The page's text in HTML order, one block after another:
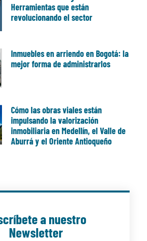
Herramientas que están
revolucionando el sector
Inmuebles en arriendo en Bogotá: la
mejor forma de administrarlos
Cómo las obras viales están
impulsando la valorización
inmobiliaria en Medellín, el Valle de
Aburrá y el Oriente Antioqueño
a nuestro
Newsletter